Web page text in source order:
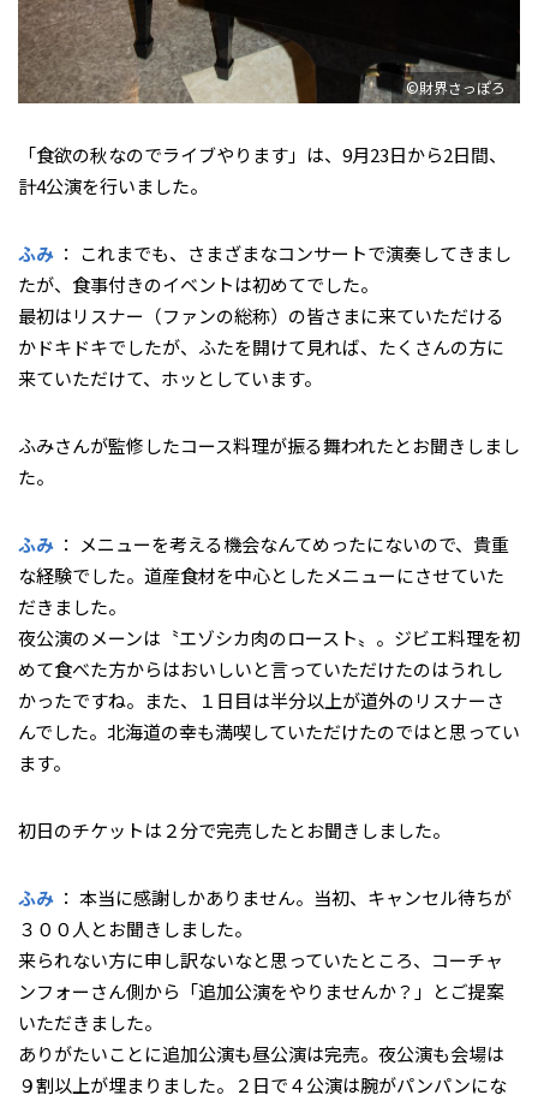
©財界さっぽろ
――「食欲の秋なのでライブやります」は、9月23日から2日間、
計4公演を行いました。
ふみ ： これまでも、さまざまなコンサートで演奏してきまし
たが、食事付きのイベントは初めてでした。
最初はリスナー（ファンの総称）の皆さまに来ていただける
かドキドキでしたが、ふたを開けて見れば、たくさんの方に
来ていただけて、ホッとしています。
――ふみさんが監修したコース料理が振る舞われたとお聞きしまし
た。
ふみ ： メニューを考える機会なんてめったにないので、貴重
な経験でした。道産食材を中心としたメニューにさせていた
だきました。
夜公演のメーンは〝エゾシカ肉のロースト〟。ジビエ料理を初
めて食べた方からはおいしいと言っていただけたのはうれし
かったですね。また、１日目は半分以上が道外のリスナーさ
んでした。北海道の幸も満喫していただけたのではと思ってい
ます。
――初日のチケットは２分で完売したとお聞きしました。
ふみ ： 本当に感謝しかありません。当初、キャンセル待ちが
３００人とお聞きしました。
来られない方に申し訳ないなと思っていたところ、コーチャ
ンフォーさん側から「追加公演をやりませんか？」とご提案
いただきました。
ありがたいことに追加公演も昼公演は完売。夜公演も会場は
９割以上が埋まりました。２日で４公演は腕がパンパンにな